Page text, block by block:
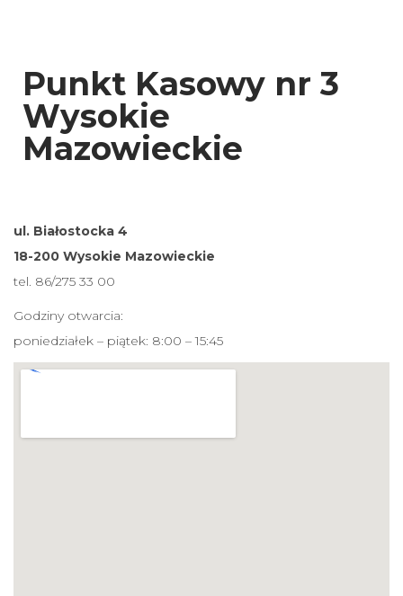
Punkt Kasowy nr 3
Wysokie
Mazowieckie
ul. Białostocka 4
18-200 Wysokie Mazowieckie
tel. 86/275 33 00
Godziny otwarcia:
poniedziałek – piątek: 8:00 – 15:45